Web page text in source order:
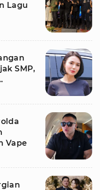
Lagu
SMP,
Vape